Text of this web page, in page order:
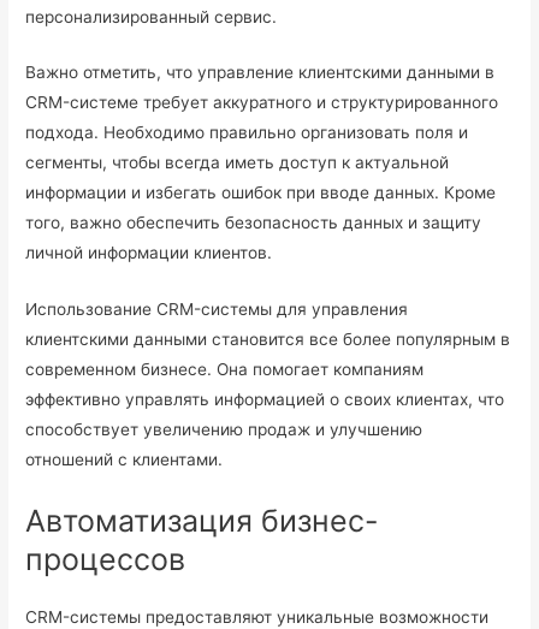
персонализированный сервис.
Важно отметить, что управление клиентскими данными в
CRM-системе требует аккуратного и структурированного
подхода. Необходимо правильно организовать поля и
сегменты, чтобы всегда иметь доступ к актуальной
информации и избегать ошибок при вводе данных. Кроме
того, важно обеспечить безопасность данных и защиту
личной информации клиентов.
Использование CRM-системы для управления
клиентскими данными становится все более популярным в
современном бизнесе. Она помогает компаниям
эффективно управлять информацией о своих клиентах, что
способствует увеличению продаж и улучшению
отношений с клиентами.
Автоматизация бизнес-
процессов
CRM-системы предоставляют уникальные возможности